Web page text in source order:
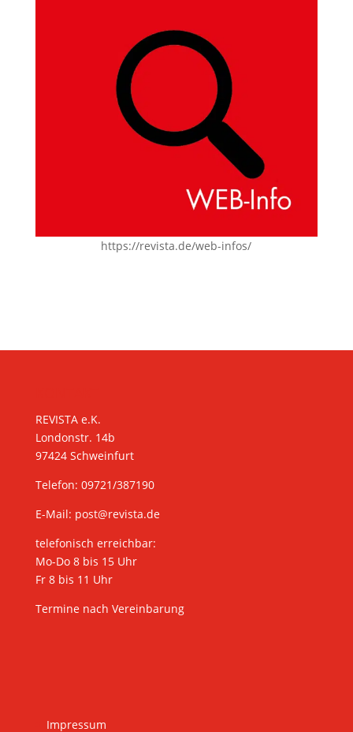
https://revista.de/web-infos/
REVISTA e.K.
Londonstr. 14b
97424 Schweinfurt
Telefon: 09721/387190
E-Mail: post@revista.de
telefonisch erreichbar:
Mo-Do 8 bis 15 Uhr
Fr 8 bis 11 Uhr
Termine nach Vereinbarung
Impressum